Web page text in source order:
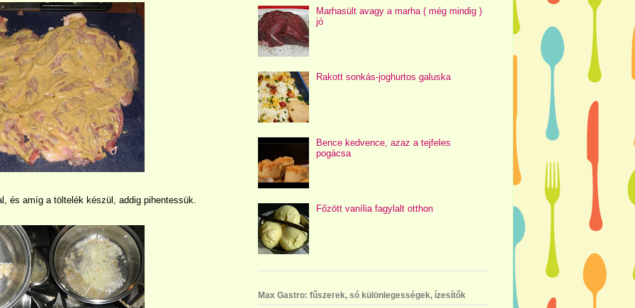
és amíg a töltelék készül, addig pihentessük.
Marhasült avagy a marha ( még mindig )
jó
Rakott sonkás-joghurtos galuska
Bence kedvence, azaz a tejfeles
pogácsa
Főzött vanília fagylalt otthon
Max Gastro: fűszerek, só különlegességek, ízesítők